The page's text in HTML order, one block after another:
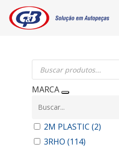
Pesquisar
produtos
MARCA
2M PLASTIC (2)
3RHO (114)